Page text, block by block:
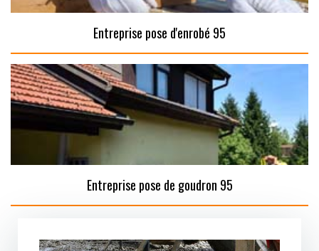
Entreprise pose d'enrobé 95
Entreprise pose de goudron 95